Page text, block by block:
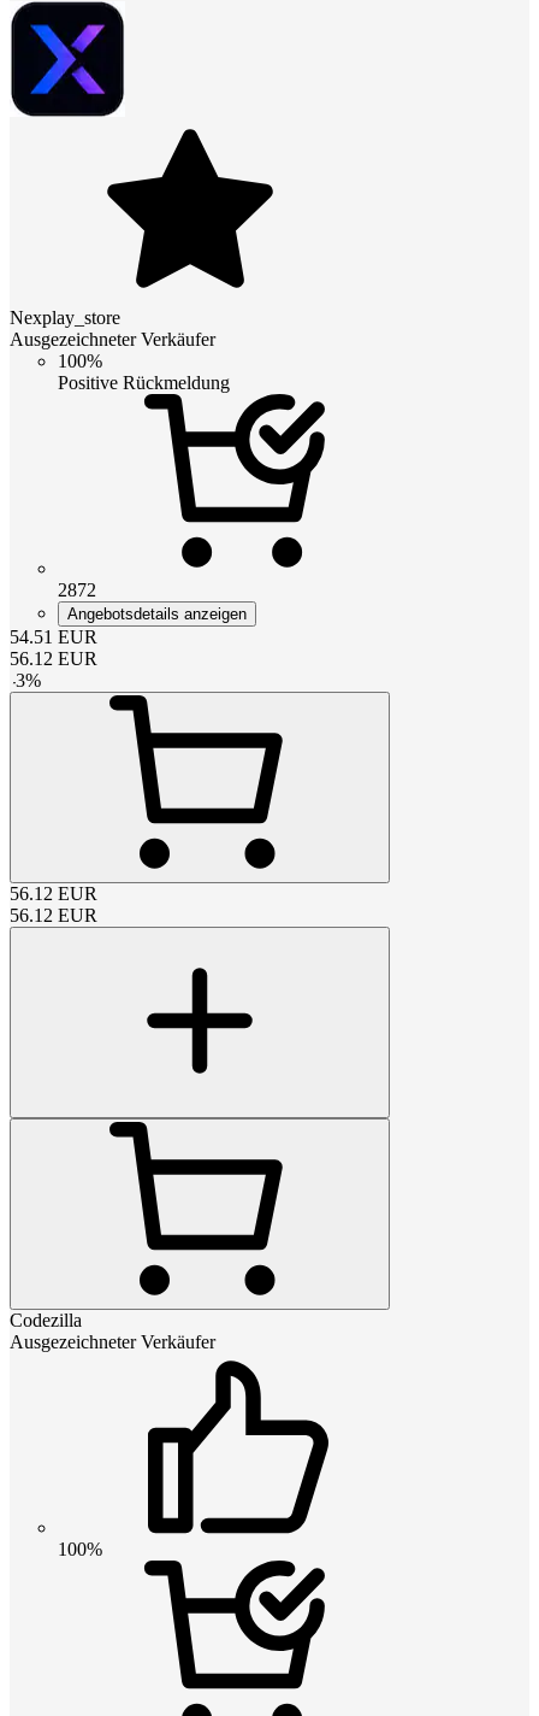
Nexplay_store
Ausgezeichneter Verkäufer
100%
Positive Rückmeldung
2872
Angebotsdetails anzeigen
54.51 EUR
56.12 EUR
-3%
56.12 EUR
56.12 EUR
Codezilla
Ausgezeichneter Verkäufer
100%